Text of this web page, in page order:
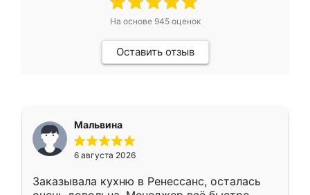
На основе 945оценок
Оставить отзыв
Мальвина
6 августа 2026
Заказывала кухню в Ренессанс, осталась